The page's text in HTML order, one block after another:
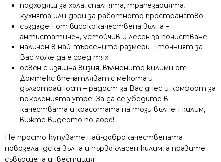
подходящ за хола, спалнята, трапезарията,
кухнята или дори за работното пространство
създаден от висококачествена вълна –
антистатичен, устойчив и лесен за почистване
наличен в най-търсените размери – точният за
Вас може да е сред тях
освен с изящна визия, вълнените килими от
Домтекс впечатляват с мекота и
дълготрайност – радост за Вас днес и комфорт за
поколенията утре! За да се убедите в
качествата и красотата на този вълнен килим,
вижте видеото по-горе!
Не просто купувате най-доброкачествената
новозеландска вълна и първокласен килим, а правите
съвършена инвестиция!